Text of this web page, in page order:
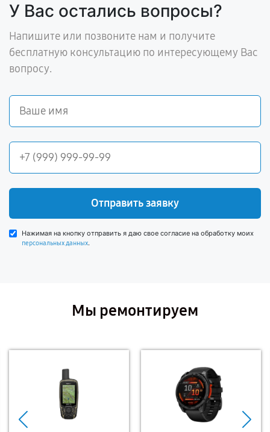
У Вас остались вопросы?
Напишите или позвоните нам и получите
бесплатную консультацию по интересующему Вас
вопросу.
Отправить заявку
Нажимая на кнопку отправить я даю свое согласие на обработку моих
персональных данных.
Мы ремонтируем